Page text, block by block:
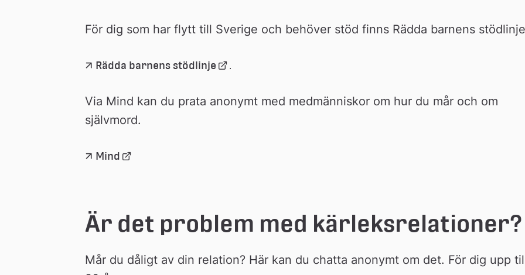
webbplats
För dig som har flytt till Sverige och behöver stöd finns Rädda barnens
Rädda barnens stödlinje Länk
webbplats
.
Via Mind kan du prata anonymt med medmänniskor om hur du mår och om
självmord.
Mind Länk
Är det problem med kärleksrelationer?
Mår du dåligt av din relation? Här kan du chatta anonymt om det. För dig upp